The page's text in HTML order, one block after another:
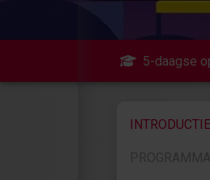
5-daagse
INTRODUCTIE